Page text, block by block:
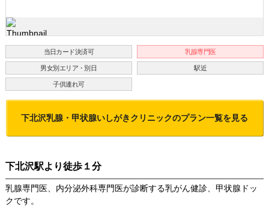
当日カード決済可 乳腺専門医
男女別エリア・別日 駅近
子供連れ可
下北沢乳腺・甲状腺いしがきクリニックのプラン一覧を見る
下北沢駅より徒歩１分
乳腺専門医、内分泌外科専門医が診断する乳がん健診、甲状腺ドッ
クです。